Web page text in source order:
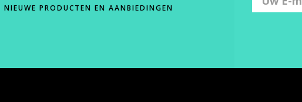
PRODUCTEN EN AANBIEDINGEN